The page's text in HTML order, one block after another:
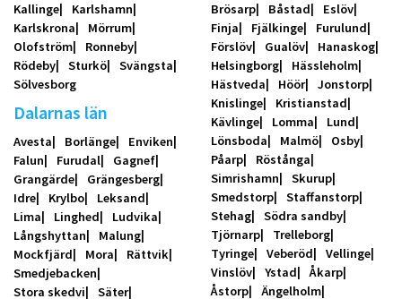
Kallinge
Karlshamn
Karlskrona
Mörrum
Olofström
Ronneby
Rödeby
Sturkö
Svängsta
Sölvesborg
Dalarnas län
Avesta Borlänge
Enviken
Falun
Furudal
Gagnef
Grangärde
Grängesberg
Idre
Krylbo
Leksand
Lima
Linghed
Ludvika
Långshyttan
Malung
Mockfjärd
Mora
Rättvik
Smedjebacken
Stora skedvi
Säter
Brösarp
Båstad
Eslöv
Finja
Fjälkinge
Furulund
Förslöv
Gualöv
Hanaskog
Helsingborg
Hässleholm
Hästveda
Höör
Jonstorp
Knislinge
Kristianstad
Kävlinge
Lomma
Lund
Lönsboda
Malmö
Osby
Påarp
Röstånga
Simrishamn
Skurup
Smedstorp
Staffanstorp
Stehag
Södra sandby
Tjörnarp
Trelleborg
Tyringe
Veberöd
Vellinge
Vinslöv
Ystad
Åkarp
Åstorp
Ängelholm